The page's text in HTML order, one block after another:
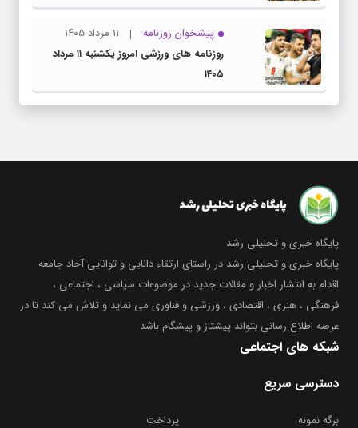
پیشخوان روزنامه
۱۱ مرداد ۱۴۰۵
روزنامه های ورزشی امروز یکشنبه ۱۱ مرداد
۱۴۰۵
پایگاه خبری و تحلیلی رشد
پایگاه خبری و تحلیلی رشد در راستای ارتقاء دانایی و توانایی آحاد جامعه
اقدام به انتشار اخبار و مقالات جدید در موضوعات سیاسی ، اجتماعی ،
فرهنگی ، هنری ، اقتصادی ، ورزشی و فناوری می نماید و تلاش می کند تا در
عرصه اطلاع رسانی بتواند پیشتاز و پیشگام باشد
شبکه های اجتماعی
دسترسی سریع
برگه نمونه
پرداخت